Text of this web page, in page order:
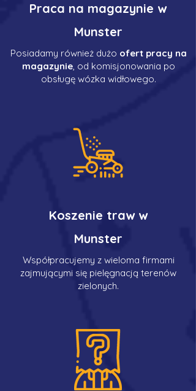
Praca na magazynie w
Munster
Posiadamy również dużo ofert pracy na
magazynie, od komisjonowania po
obsługę wózka widłowego.
Koszenie traw w
Munster
Współpracujemy z wieloma firmami
zajmującymi się pielęgnacją terenów
zielonych.